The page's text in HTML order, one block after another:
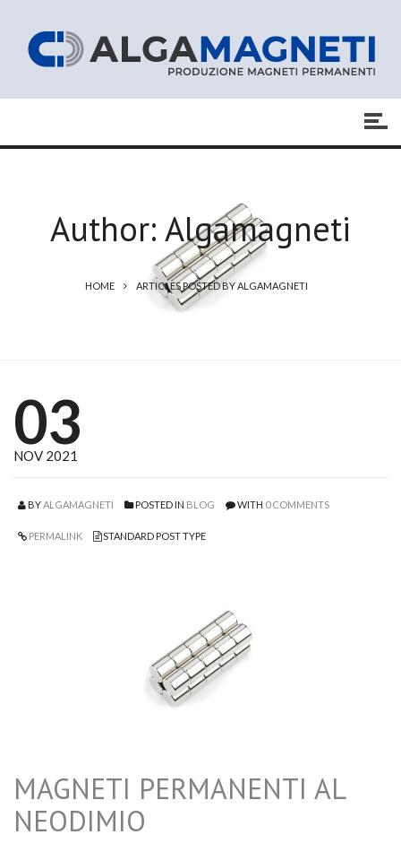
Author: Algamagneti
HOME ARTICLES POSTED BY ALGAMAGNETI
03
NOV 2021
BYALGAMAGNETI POSTED IN BLOG WITH 0 COMMENTS
PERMALINK STANDARD POST TYPE
MAGNETI PERMANENTI AL
NEODIMIO